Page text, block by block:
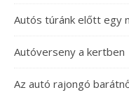
Autós túránk előtt egy
Autóverseny a kertben
Az autó rajongó